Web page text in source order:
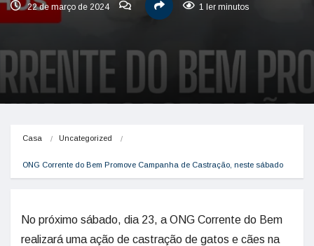
22 de março de 2024 1 ler minutos
Casa Uncategorized
ONG Corrente do Bem Promove Campanha de Castração, neste sábado
No próximo sábado, dia 23, a ONG Corrente do Bem
realizará uma ação de castração de gatos e cães na